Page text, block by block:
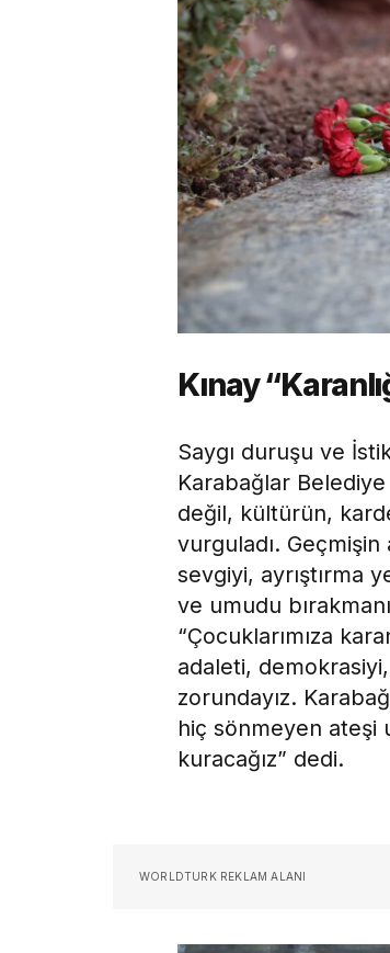
Kınay
Saygı duruşu ve
Karabağlar Belediye
değil, kültürün,
vurguladı.
sevgiyi, ayrıştırma
ve umudu
“Çocuklarımıza
adaleti,
zorundayız.
hiç sönmeyen ateşi
kuracağız” dedi.
WORLDTURK REKLAM ALANI